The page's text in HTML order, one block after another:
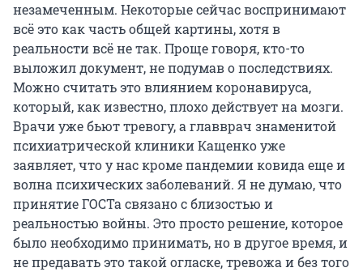
незамеченным. Некоторые сейчас воспринимают
всё это как часть общей картины, хотя в
реальности всё не так. Проще говоря, кто-то
выложил документ, не подумав о последствиях.
Можно считать это влиянием коронавируса,
который, как известно, плохо действует на мозги.
Врачи уже бьют тревогу, а главврач знаменитой
психиатрической клиники Кащенко уже
заявляет, что у нас кроме пандемии ковида еще и
волна психических заболеваний. Я не думаю, что
принятие ГОСТа связано с близостью и
реальностью войны. Это просто решение, которое
было необходимо принимать, но в другое время, и
не предавать это такой огласке, тревожа и без того